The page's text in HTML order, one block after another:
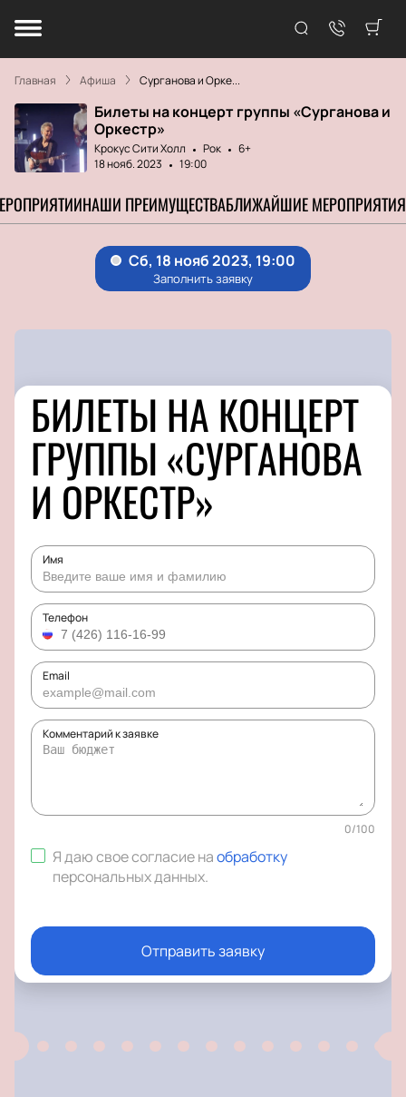
Главная Афиша Сурганова и Орке...
Билеты на концерт группы «Сурганова и
Оркестр»
Крокус Сити Холл Рок
6+
18 нояб. 2023
19:00
НАШИ ПРЕИМУЩЕСТВАБЛИЖАЙШИЕ МЕРОПРИЯТИЯ
БИЛЕТЫ НА КОНЦЕРТ
ГРУППЫ «СУРГАНОВА
И ОРКЕСТР»
Имя
Телефон
Email
Комментарий к заявке
0/100
Я даю свое согласие наобработку
персональных данных.
Отправить заявку